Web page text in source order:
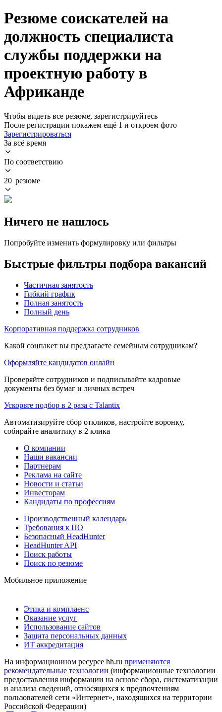
Резюме соискателей на
должность специалиста
службы поддержки на
проектную работу в
Африканде
Чтобы видеть все резюме, зарегистрируйтесь
После регистрации покажем ещё 1 и откроем фото
Зарегистрироваться
За всё время
По соответствию
20 резюме
Ничего не нашлось
Попробуйте изменить формулировку или фильтры
Быстрые фильтры подбора вакансий
Частичная занятость
Гибкий график
Полная занятость
Полный день
Корпоративная поддержка сотрудников
Какой соцпакет вы предлагаете семейным сотрудникам?
Оформляйте кандидатов онлайн
Проверяйте сотрудников и подписывайте кадровые
документы без бумаг и личных встреч
Ускорьте подбор в 2 раза с Talantix
Автоматизируйте сбор откликов, настройте воронку,
собирайте аналитику в 2 клика
О компании
Наши вакансии
Партнерам
Реклама на сайте
Новости и статьи
Инвесторам
Кандидаты по профессиям
Производственный календарь
Требования к ПО
Безопасный HeadHunter
HeadHunter API
Поиск работы
Поиск по резюме
Мобильное приложение
Этика и комплаенс
Оказание услуг
Использование сайтов
Защита персональных данных
ИТ аккредитация
На информационном ресурсе hh.ru применяются
рекомендательные технологии (информационные технологии
предоставления информации на основе сбора, систематизации
и анализа сведений, относящихся к предпочтениям
пользователей сети «Интернет», находящихся на территории
Российской Федерации)